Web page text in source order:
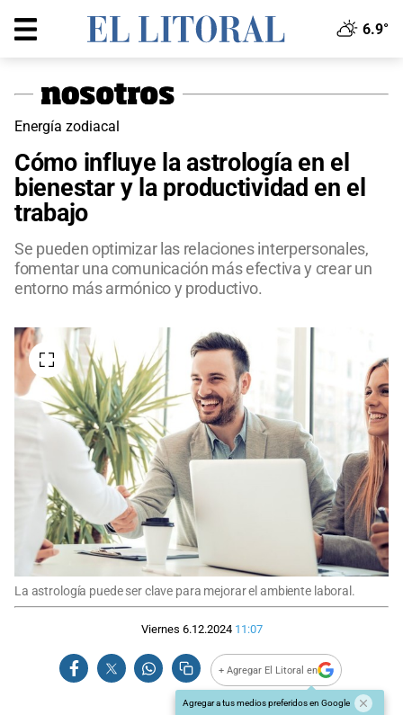
6.9°
Energía zodiacal
Cómo influye la astrología en el
bienestar y la productividad en el
trabajo
Se pueden optimizar las relaciones interpersonales,
fomentar una comunicación más efectiva y crear un
entorno más armónico y productivo.
La astrología puede ser clave para mejorar el ambiente laboral.
Viernes 6.12.2024 11:07
+ Agregar El Litoral en
Agregar a tus medios preferidos en Google